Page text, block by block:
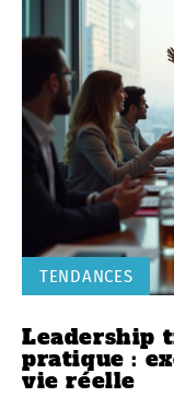
TENDANCES
Leadership
pratique :
vie réelle